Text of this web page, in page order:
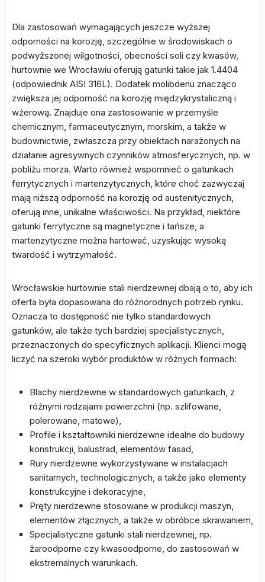
Dla zastosowań wymagających jeszcze wyższej
odporności na korozję, szczególnie w środowiskach o
podwyższonej wilgotności, obecności soli czy kwasów,
hurtownie we Wrocławiu oferują gatunki takie jak 1.4404
(odpowiednik AISI 316L). Dodatek molibdenu znacząco
zwiększa jej odporność na korozję międzykrystaliczną i
wżerową. Znajduje ona zastosowanie w przemyśle
chemicznym, farmaceutycznym, morskim, a także w
budownictwie, zwłaszcza przy obiektach narażonych na
działanie agresywnych czynników atmosferycznych, np. w
pobliżu morza. Warto również wspomnieć o gatunkach
ferrytycznych i martenzytycznych, które choć zazwyczaj
mają niższą odporność na korozję od austenitycznych,
oferują inne, unikalne właściwości. Na przykład, niektóre
gatunki ferrytyczne są magnetyczne i tańsze, a
martenzytyczne można hartować, uzyskując wysoką
twardość i wytrzymałość.
Wrocławskie hurtownie stali nierdzewnej dbają o to, aby ich
oferta była dopasowana do różnorodnych potrzeb rynku.
Oznacza to dostępność nie tylko standardowych
gatunków, ale także tych bardziej specjalistycznych,
przeznaczonych do specyficznych aplikacji. Klienci mogą
liczyć na szeroki wybór produktów w różnych formach:
Blachy nierdzewne w standardowych gatunkach, z
różnymi rodzajami powierzchni (np. szlifowane,
polerowane, matowe),
Profile i kształtowniki nierdzewne idealne do budowy
konstrukcji, balustrad, elementów fasad,
Rury nierdzewne wykorzystywane w instalacjach
sanitarnych, technologicznych, a także jako elementy
konstrukcyjne i dekoracyjne,
Pręty nierdzewne stosowane w produkcji maszyn,
elementów złącznych, a także w obróbce skrawaniem,
Specjalistyczne gatunki stali nierdzewnej, np.
żaroodporne czy kwasoodporne, do zastosowań w
ekstremalnych warunkach.